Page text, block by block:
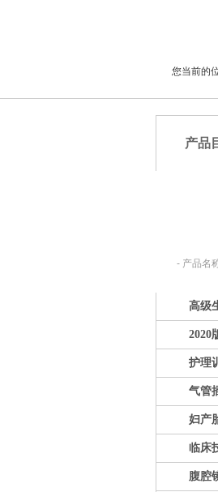
您当前的
产品
高级
2020
护理
气管
妇产
临床
腹腔